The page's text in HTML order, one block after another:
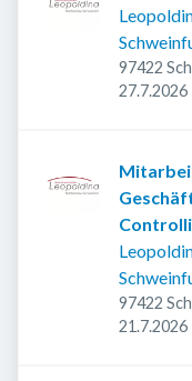
97422
27.7.2026
97422
21.7.2026